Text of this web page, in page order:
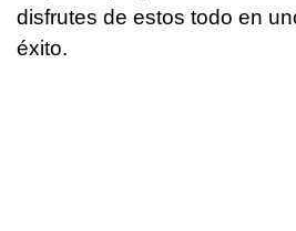
disfrutes de estos todo en
éxito.